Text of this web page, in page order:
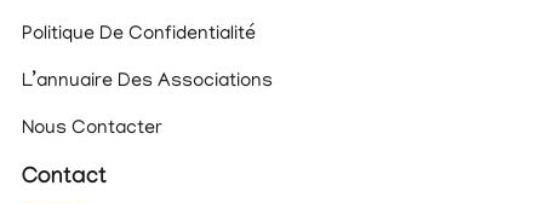
Politique De Confidentialité
L’annuaire Des Associations
Nous Contacter
Contact